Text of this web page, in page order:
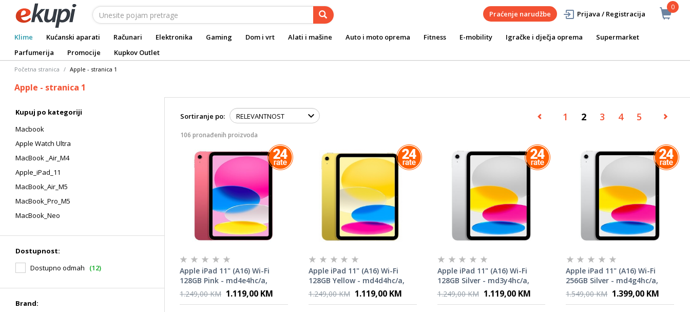
0
Praćenje narudžbe Prijava / Registracija
Klime Kućanski aparati Računari Elektronika Gaming Dom i vrt Alati i mašine Auto i moto oprema Fitness E-mobility Igračke i dječja oprema
Supermarket
Parfumerija
Promocije Kupkov Outlet
Početna stranica Apple - stranica 1
Apple - stranica 1
Kupuj po kategoriji
Macbook
Apple Watch Ultra
MacBook _Air_M4
Apple_iPad_11
MacBook_Air_M5
MacBook_Pro_M5
MacBook_Neo
Dostupnost:
Dostupno odmah
(12)
Brand:
Sortiranje po: 1 2 3 4 5
106 pronađenih proizvoda
Apple iPad 11" (A16) Wi-Fi
128GB Pink - md4e4hc/a,
tablet
1.249,00 KM 1.119,00 KM
Apple iPad 11" (A16) Wi-Fi
128GB Yellow - md4d4hc/a,
tablet
1.249,00 KM 1.119,00 KM
Apple iPad 11" (A16) Wi-Fi
128GB Silver - md3y4hc/a,
tablet
1.249,00 KM 1.119,00 KM
Apple iPad 11" (A16) Wi-Fi
256GB Silver - md4g4hc/a,
tablet
1.549,00 KM 1.399,00 KM